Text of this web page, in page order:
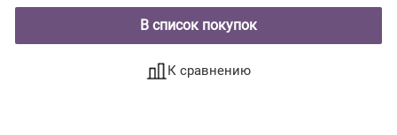
В список покупок
К сравнению